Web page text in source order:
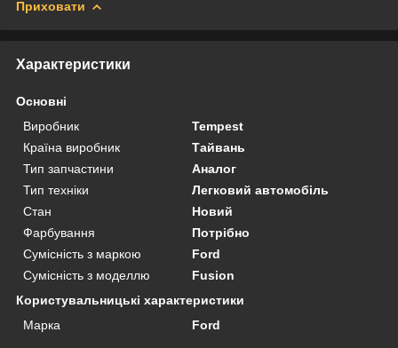
Приховати
Характеристики
Основні
Виробник
Tempest
Країна виробник
Тайвань
Тип запчастини
Аналог
Тип техніки
Легковий автомобіль
Стан
Новий
Фарбування
Потрібно
Сумісність з маркою
Ford
Сумісність з моделлю
Fusion
Користувальницькі характеристики
Марка
Ford